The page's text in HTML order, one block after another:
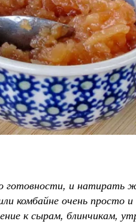
готовности, и натирать
комбайне очень
к сырам, блинчикам,